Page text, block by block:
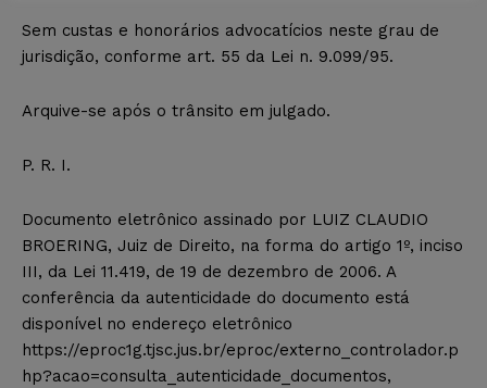
Sem custas e honorários advocatícios neste grau de
jurisdição, conforme art. 55 da Lei n. 9.099/95.
Arquive-se após o trânsito em julgado.
P. R. I.
Documento eletrônico assinado por LUIZ CLAUDIO
BROERING, Juiz de Direito, na forma do artigo 1º, inciso
III, da Lei 11.419, de 19 de dezembro de 2006. A
conferência da autenticidade do documento está
disponível no endereço eletrônico
https://eproc1g.tjsc.jus.br/eproc/externo_controlador.p
hp?acao=consulta_autenticidade_documentos,